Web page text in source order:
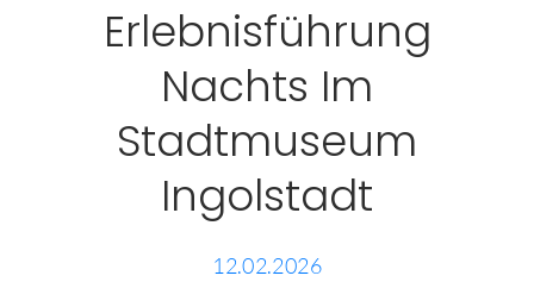
Aktuelles
Werbepartner
Erlebnisführung
Nachts Im
Stadtmuseum
Ingolstadt
12.02.2026